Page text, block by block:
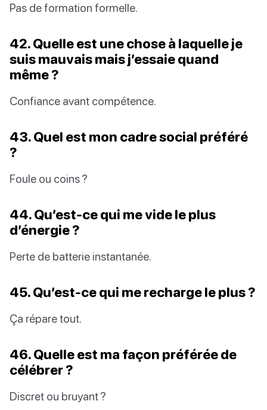
Pas de formation formelle.
42. Quelle est une chose à laquelle je
suis mauvais mais j’essaie quand
même ?
Confiance avant compétence.
43. Quel est mon cadre social préféré
?
Foule ou coins ?
44. Qu’est-ce qui me vide le plus
d’énergie ?
Perte de batterie instantanée.
45. Qu’est-ce qui me recharge le plus ?
Ça répare tout.
46. Quelle est ma façon préférée de
célébrer ?
Discret ou bruyant ?